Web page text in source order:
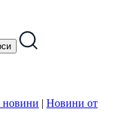
новини | Новини от